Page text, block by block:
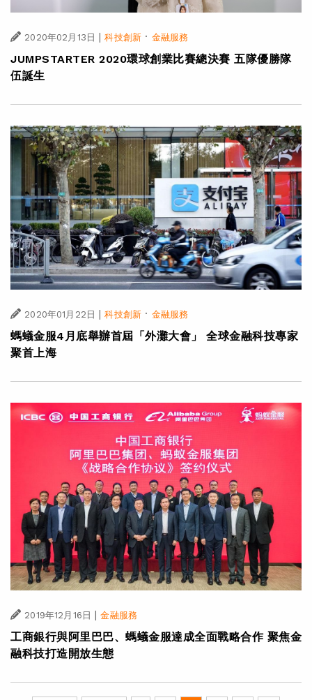
2020年02月13日 | 科技創新 · 金融服務
JUMPSTARTER 2020環球創業比賽總決賽 五隊優勝隊
伍誕生
2020年01月22日 | 科技創新 · 金融服務
螞蟻金服4月底舉辦首屆「外灘大會」 全球金融科技專家
聚首上海
2019年12月16日 | 金融服務
工商銀行與阿里巴巴、螞蟻金服達成全面戰略合作 聚焦金
融科技打造開放生態